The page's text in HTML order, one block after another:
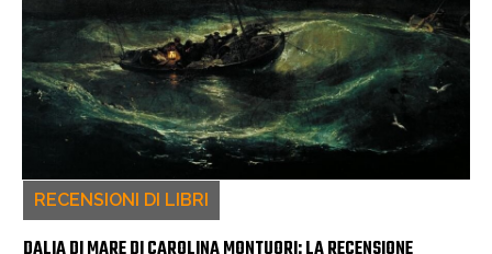
RECENSIONI DI LIBRI